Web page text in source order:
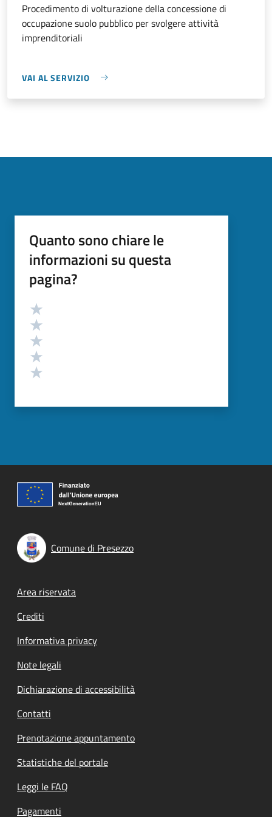
Procedimento di volturazione della concessione di
occupazione suolo pubblico per svolgere attività
imprenditoriali
VAI AL SERVIZIO
Quanto sono chiare le
informazioni su questa
pagina?
Valutazione
Comune di Presezzo
Footer menu
Area riservata
Crediti
Informativa privacy
Note legali
Dichiarazione di accessibilità
Contatti
Prenotazione appuntamento
Statistiche del portale
Leggi le FAQ
Pagamenti